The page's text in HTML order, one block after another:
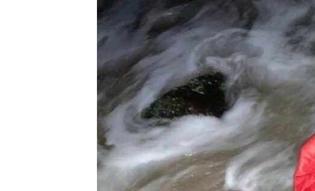
УКРАЇНСЬКА ПРОБЛЕМА КРИМУ